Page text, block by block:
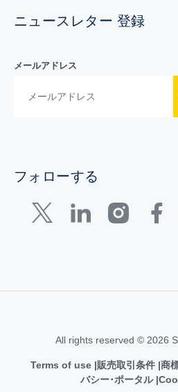
ニュースレター 登録
メールアドレス
フォローする
All rights reserved © 2026
Terms of use 販売取引条件 商
バシー･ポータル